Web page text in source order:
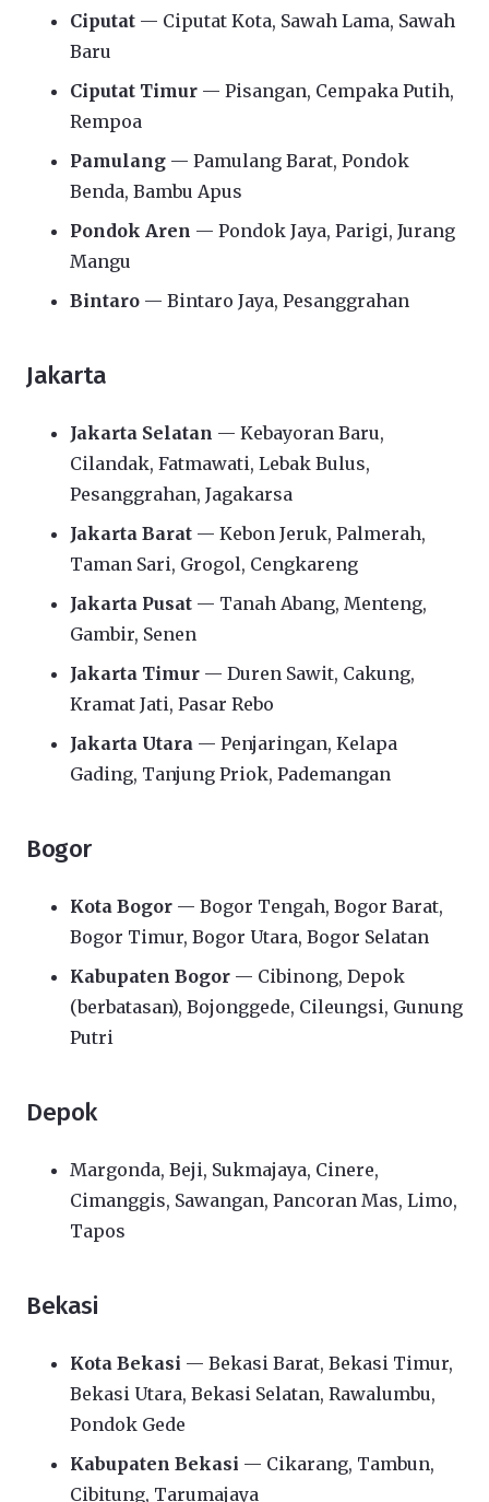
Ciputat — Ciputat Kota, Sawah Lama, Sawah
Baru
Ciputat Timur — Pisangan, Cempaka Putih,
Rempoa
Pamulang — Pamulang Barat, Pondok
Benda, Bambu Apus
Pondok Aren — Pondok Jaya, Parigi, Jurang
Mangu
Bintaro — Bintaro Jaya, Pesanggrahan
Jakarta
Jakarta Selatan — Kebayoran Baru,
Cilandak, Fatmawati, Lebak Bulus,
Pesanggrahan, Jagakarsa
Jakarta Barat — Kebon Jeruk, Palmerah,
Taman Sari, Grogol, Cengkareng
Jakarta Pusat — Tanah Abang, Menteng,
Gambir, Senen
Jakarta Timur — Duren Sawit, Cakung,
Kramat Jati, Pasar Rebo
Jakarta Utara — Penjaringan, Kelapa
Gading, Tanjung Priok, Pademangan
Bogor
Kota Bogor — Bogor Tengah, Bogor Barat,
Bogor Timur, Bogor Utara, Bogor Selatan
Kabupaten Bogor — Cibinong, Depok
(berbatasan), Bojonggede, Cileungsi, Gunung
Putri
Depok
Margonda, Beji, Sukmajaya, Cinere,
Cimanggis, Sawangan, Pancoran Mas, Limo,
Tapos
Bekasi
Kota Bekasi — Bekasi Barat, Bekasi Timur,
Bekasi Utara, Bekasi Selatan, Rawalumbu,
Pondok Gede
Kabupaten Bekasi — Cikarang, Tambun,
Cibitung, Tarumajaya